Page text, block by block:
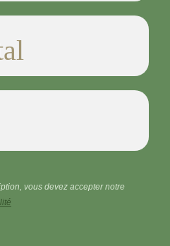
vous devez accepter notre